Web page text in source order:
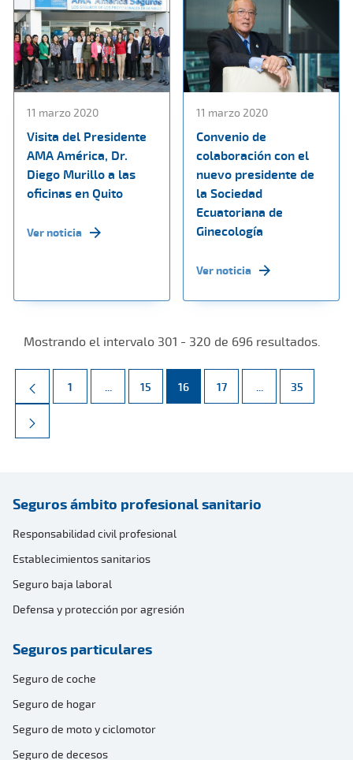
11 marzo 2020
Visita del Presidente
AMA América, Dr.
Diego Murillo a las
oficinas en Quito
Ver noticia
11 marzo 2020
Convenio de
colaboración con el
nuevo presidente de
la Sociedad
Ecuatoriana de
Ginecología
Ver noticia
Mostrando el intervalo 301 - 320 de 696 resultados.
Página
1 ... Páginas intermedias Use TAB para desplazarse.
Página
15 Página
16 Página
17 ... Páginas
Página
35
Seguros ámbito profesional sanitario
Responsabilidad civil profesional
Establecimientos sanitarios
Seguro baja laboral
Defensa y protección por agresión
Seguros particulares
Seguro de coche
Seguro de hogar
Seguro de moto y ciclomotor
Seguro de decesos